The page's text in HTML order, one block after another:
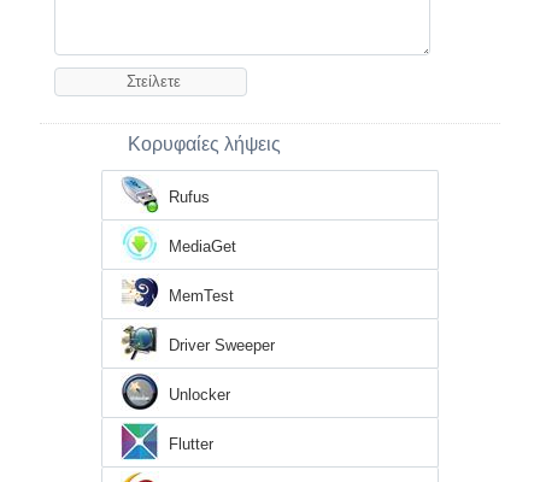
Κορυφαίες λήψεις
Rufus
MediaGet
MemTest
Driver Sweeper
Unlocker
Flutter